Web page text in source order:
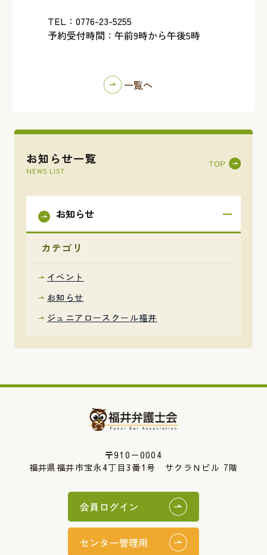
お知らせ一覧
NEWS LIST
お知らせ
カテゴリ
イベント
お知らせ
ジュニアロースクール福井
TEL：0776-23-5255
予約受付時間：午前9時から午後5時
一覧へ
〒910－0004
福井県福井市宝永4丁目3番1号 サクラＮビル 7階
会員ログイン
センター管理用